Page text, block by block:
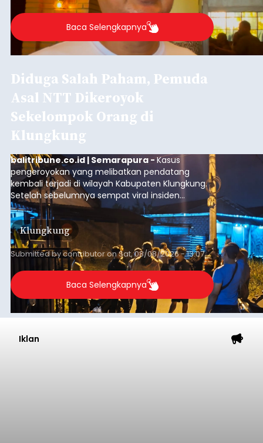
Agung Partha Adnyana di Denpasar, Sabtu (8/8).
Baca Selengkapnya
Diduga Salah Paham, Pemuda
Asal NTT Dikeroyok
Sekelompok Orang di
Klungkung
balitribune.co.id | Semarapura -Kasus
pengeroyokan yang melibatkan pendatang
kembali terjadi di wilayah Kabupaten Klungkung.
Setelah sebelumnya sempat viral insiden
keributan di barat Pasar Galiran, peristiwa serupa
kini menimpa seorang pemuda asal Kabupaten
Sumba Barat Daya (SBD), Nusa Tenggara Timur
(NTT).
Klungkung
Submitted bycontributoronSat, 08/08/2026 - 13:07
Baca Selengkapnya
Iklan